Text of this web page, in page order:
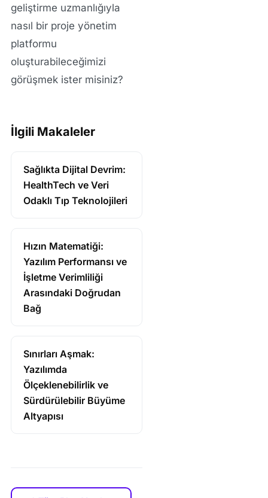
geliştirme uzmanlığıyla
nasıl bir proje yönetim
platformu
oluşturabileceğimizi
görüşmek ister misiniz?
İlgili Makaleler
Sağlıkta Dijital Devrim:
HealthTech ve Veri
Odaklı Tıp Teknolojileri
Hızın Matematiği:
Yazılım Performansı ve
İşletme Verimliliği
Arasındaki Doğrudan
Bağ
Sınırları Aşmak:
Yazılımda
Ölçeklenebilirlik ve
Sürdürülebilir Büyüme
Altyapısı